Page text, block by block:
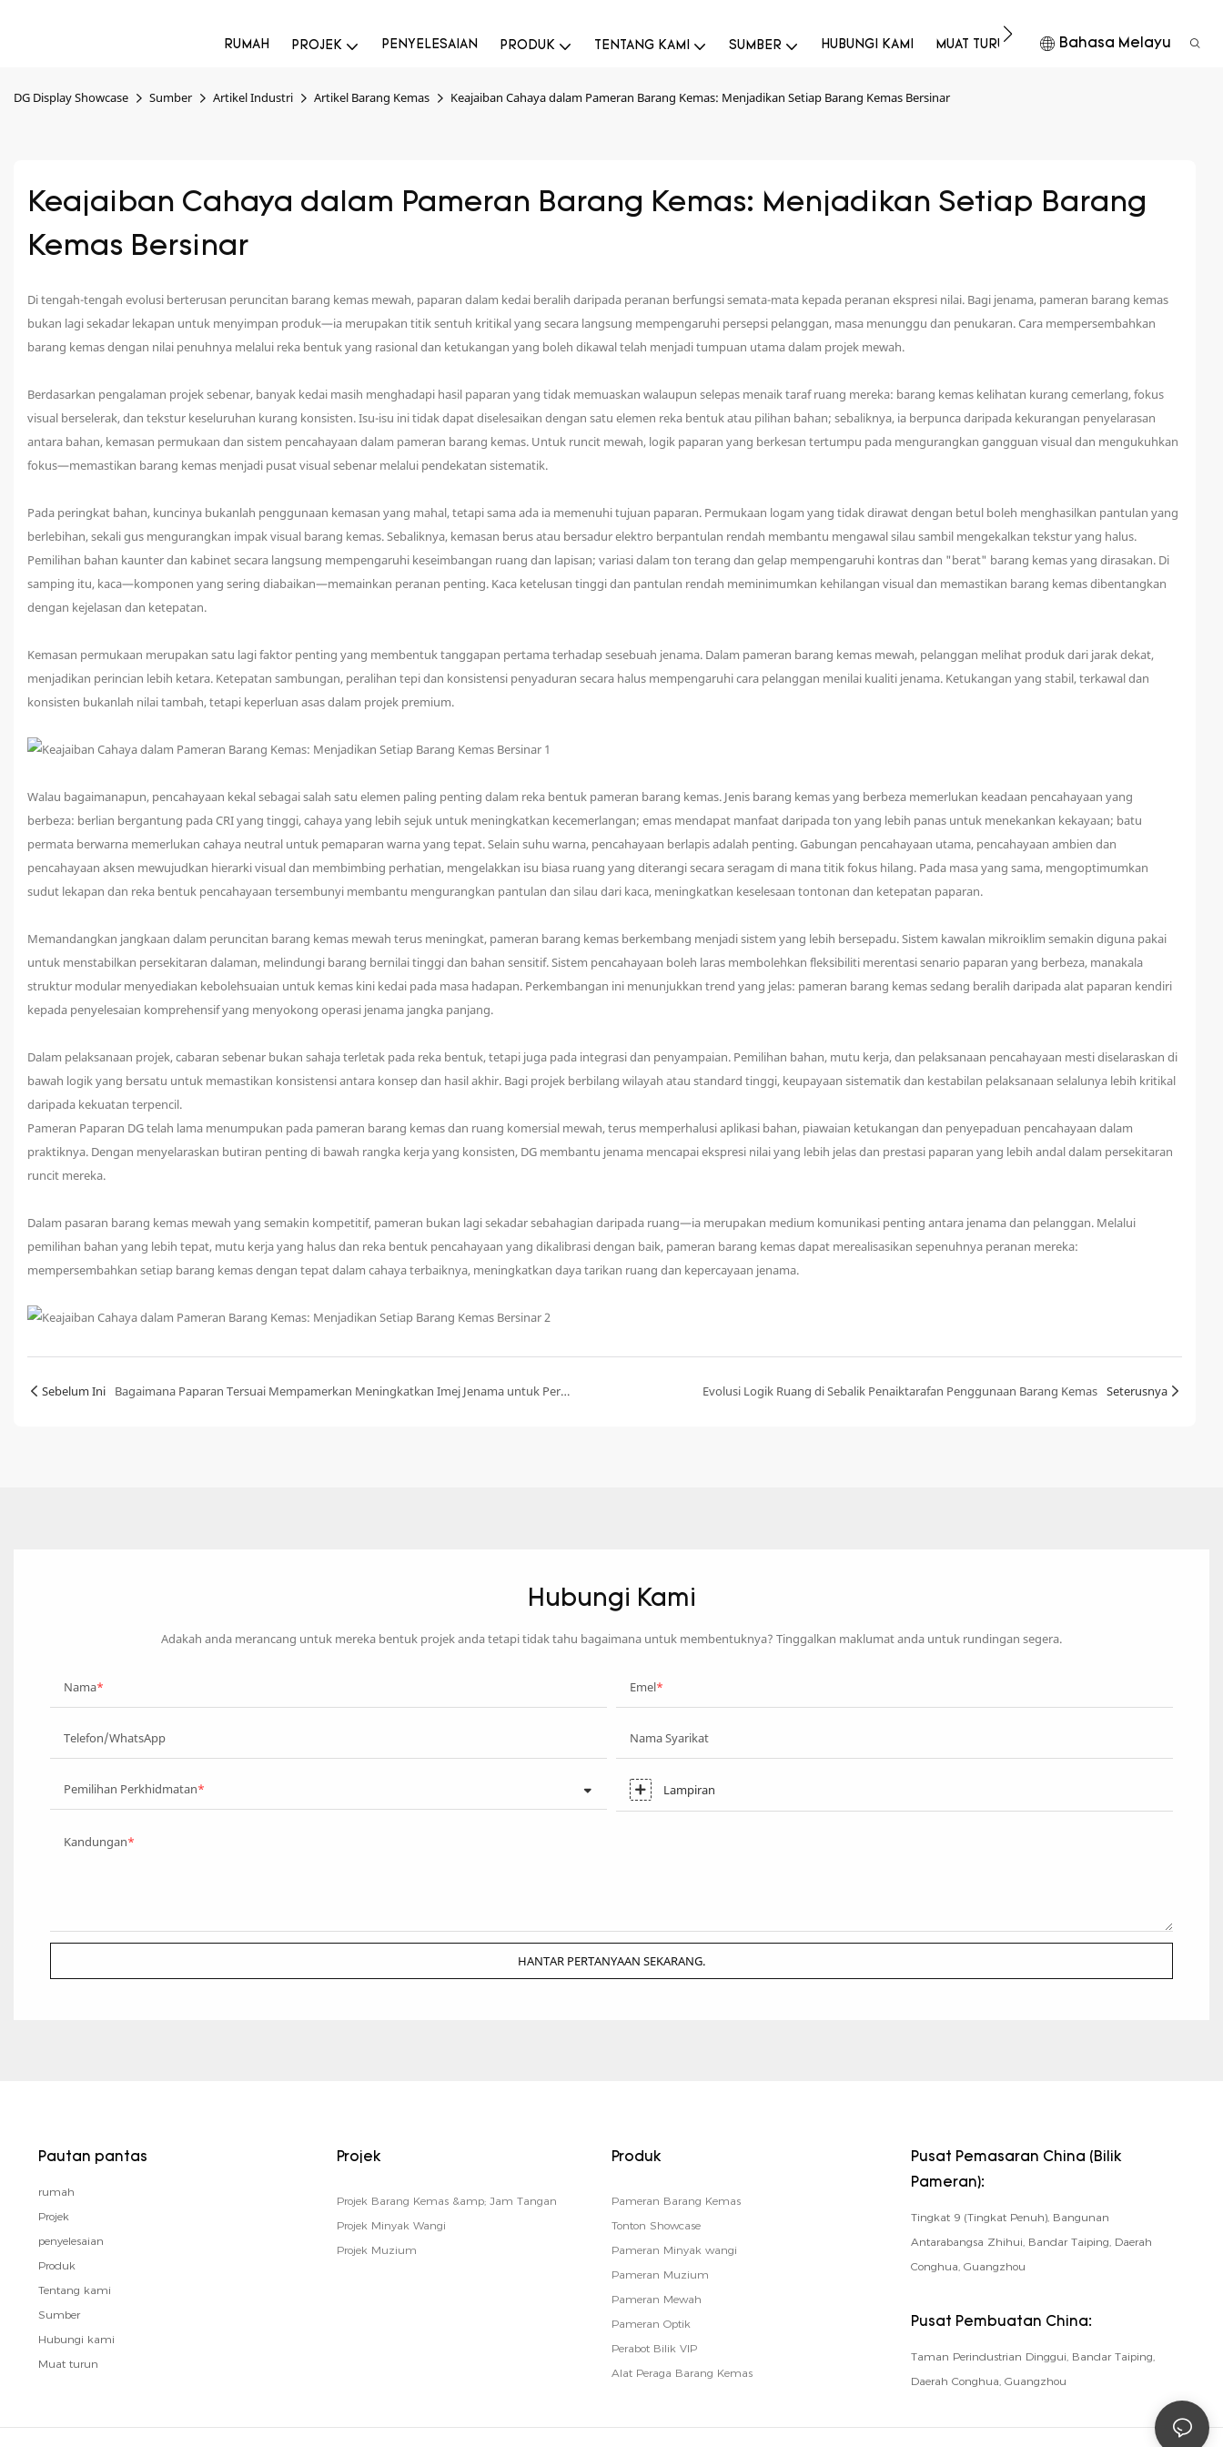
RUMAH PROJEK PENYELESAIAN PRODUK TENTANG KAMI SUMBER HUBUNGI KAMI MUAT TURUN Bahasa Melayu
DG Display Showcase Sumber Artikel Industri Artikel Barang Kemas Keajaiban Cahaya dalam Pameran Barang Kemas: Menjadikan Setiap Barang Kemas Bersinar
Keajaiban Cahaya dalam Pameran Barang Kemas: Menjadikan Setiap Barang
Kemas Bersinar
Di tengah-tengah evolusi berterusan peruncitan barang kemas mewah, paparan dalam kedai beralih daripada peranan berfungsi semata-mata kepada peranan ekspresi nilai. Bagi jenama, pameran barang kemas
bukan lagi sekadar lekapan untuk menyimpan produk—ia merupakan titik sentuh kritikal yang secara langsung mempengaruhi persepsi pelanggan, masa menunggu dan penukaran. Cara mempersembahkan
barang kemas dengan nilai penuhnya melalui reka bentuk yang rasional dan ketukangan yang boleh dikawal telah menjadi tumpuan utama dalam projek mewah.
Berdasarkan pengalaman projek sebenar, banyak kedai masih menghadapi hasil paparan yang tidak memuaskan walaupun selepas menaik taraf ruang mereka: barang kemas kelihatan kurang cemerlang, fokus
visual berselerak, dan tekstur keseluruhan kurang konsisten. Isu-isu ini tidak dapat diselesaikan dengan satu elemen reka bentuk atau pilihan bahan; sebaliknya, ia berpunca daripada kekurangan penyelarasan
antara bahan, kemasan permukaan dan sistem pencahayaan dalam pameran barang kemas. Untuk runcit mewah, logik paparan yang berkesan tertumpu pada mengurangkan gangguan visual dan mengukuhkan
fokus—memastikan barang kemas menjadi pusat visual sebenar melalui pendekatan sistematik.
Pada peringkat bahan, kuncinya bukanlah penggunaan kemasan yang mahal, tetapi sama ada ia memenuhi tujuan paparan. Permukaan logam yang tidak dirawat dengan betul boleh menghasilkan pantulan yang
berlebihan, sekali gus mengurangkan impak visual barang kemas. Sebaliknya, kemasan berus atau bersadur elektro berpantulan rendah membantu mengawal silau sambil mengekalkan tekstur yang halus.
Pemilihan bahan kaunter dan kabinet secara langsung mempengaruhi keseimbangan ruang dan lapisan; variasi dalam ton terang dan gelap mempengaruhi kontras dan "berat" barang kemas yang dirasakan. Di
samping itu, kaca—komponen yang sering diabaikan—memainkan peranan penting. Kaca ketelusan tinggi dan pantulan rendah meminimumkan kehilangan visual dan memastikan barang kemas dibentangkan
dengan kejelasan dan ketepatan.
Kemasan permukaan merupakan satu lagi faktor penting yang membentuk tanggapan pertama terhadap sesebuah jenama. Dalam pameran barang kemas mewah, pelanggan melihat produk dari jarak dekat,
menjadikan perincian lebih ketara. Ketepatan sambungan, peralihan tepi dan konsistensi penyaduran secara halus mempengaruhi cara pelanggan menilai kualiti jenama. Ketukangan yang stabil, terkawal dan
konsisten bukanlah nilai tambah, tetapi keperluan asas dalam projek premium.
Walau bagaimanapun, pencahayaan kekal sebagai salah satu elemen paling penting dalam reka bentuk pameran barang kemas. Jenis barang kemas yang berbeza memerlukan keadaan pencahayaan yang
berbeza: berlian bergantung pada CRI yang tinggi, cahaya yang lebih sejuk untuk meningkatkan kecemerlangan; emas mendapat manfaat daripada ton yang lebih panas untuk menekankan kekayaan; batu
permata berwarna memerlukan cahaya neutral untuk pemaparan warna yang tepat. Selain suhu warna, pencahayaan berlapis adalah penting. Gabungan pencahayaan utama, pencahayaan ambien dan
pencahayaan aksen mewujudkan hierarki visual dan membimbing perhatian, mengelakkan isu biasa ruang yang diterangi secara seragam di mana titik fokus hilang. Pada masa yang sama, mengoptimumkan
sudut lekapan dan reka bentuk pencahayaan tersembunyi membantu mengurangkan pantulan dan silau dari kaca, meningkatkan keselesaan tontonan dan ketepatan paparan.
Memandangkan jangkaan dalam peruncitan barang kemas mewah terus meningkat, pameran barang kemas berkembang menjadi sistem yang lebih bersepadu. Sistem kawalan mikroiklim semakin diguna pakai
untuk menstabilkan persekitaran dalaman, melindungi barang bernilai tinggi dan bahan sensitif. Sistem pencahayaan boleh laras membolehkan fleksibiliti merentasi senario paparan yang berbeza, manakala
struktur modular menyediakan kebolehsuaian untuk kemas kini kedai pada masa hadapan. Perkembangan ini menunjukkan trend yang jelas: pameran barang kemas sedang beralih daripada alat paparan kendiri
kepada penyelesaian komprehensif yang menyokong operasi jenama jangka panjang.
Dalam pelaksanaan projek, cabaran sebenar bukan sahaja terletak pada reka bentuk, tetapi juga pada integrasi dan penyampaian. Pemilihan bahan, mutu kerja, dan pelaksanaan pencahayaan mesti diselaraskan di
bawah logik yang bersatu untuk memastikan konsistensi antara konsep dan hasil akhir. Bagi projek berbilang wilayah atau standard tinggi, keupayaan sistematik dan kestabilan pelaksanaan selalunya lebih kritikal
daripada kekuatan terpencil.
Pameran Paparan DG telah lama menumpukan pada pameran barang kemas dan ruang komersial mewah, terus memperhalusi aplikasi bahan, piawaian ketukangan dan penyepaduan pencahayaan dalam
praktiknya. Dengan menyelaraskan butiran penting di bawah rangka kerja yang konsisten, DG membantu jenama mencapai ekspresi nilai yang lebih jelas dan prestasi paparan yang lebih andal dalam persekitaran
runcit mereka.
Dalam pasaran barang kemas mewah yang semakin kompetitif, pameran bukan lagi sekadar sebahagian daripada ruang—ia merupakan medium komunikasi penting antara jenama dan pelanggan. Melalui
pemilihan bahan yang lebih tepat, mutu kerja yang halus dan reka bentuk pencahayaan yang dikalibrasi dengan baik, pameran barang kemas dapat merealisasikan sepenuhnya peranan mereka:
mempersembahkan setiap barang kemas dengan tepat dalam cahaya terbaiknya, meningkatkan daya tarikan ruang dan kepercayaan jenama.
Sebelum Ini Bagaimana Paparan Tersuai Mempamerkan Meningkatkan Imej Jenama untuk Peruncit Mewah Evolusi Logik Ruang di Sebalik Penaiktarafan Penggunaan Barang Kemas Seterusnya
Hubungi Kami
Adakah anda merancang untuk mereka bentuk projek anda tetapi tidak tahu bagaimana untuk membentuknya? Tinggalkan maklumat anda untuk rundingan segera.
Nama Emel
Telefon/WhatsApp Nama Syarikat
Pemilihan Perkhidmatan Lampiran
Kandungan
HANTAR PERTANYAAN SEKARANG.
Pautan pantas
rumah
Projek
penyelesaian
Produk
Tentang kami
Sumber
Hubungi kami
Muat turun
Projek
Projek Barang Kemas &amp; Jam Tangan
Projek Minyak Wangi
Projek Muzium
Produk
Pameran Barang Kemas
Tonton Showcase
Pameran Minyak wangi
Pameran Muzium
Pameran Mewah
Pameran Optik
Perabot Bilik VIP
Alat Peraga Barang Kemas
Pusat Pemasaran China (Bilik
Pameran):
Tingkat 9 (Tingkat Penuh), Bangunan
Antarabangsa Zhihui, Bandar Taiping, Daerah
Conghua, Guangzhou
Pusat Pembuatan China:
Taman Perindustrian Dinggui, Bandar Taiping,
Daerah Conghua, Guangzhou